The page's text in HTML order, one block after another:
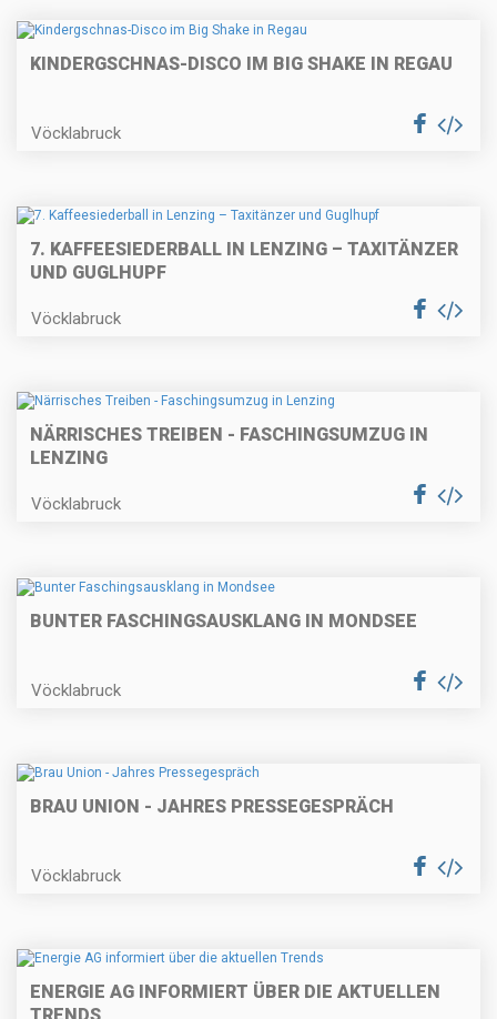
KINDERGSCHNAS-DISCO IM BIG SHAKE IN REGAU
Vöcklabruck
7. KAFFEESIEDERBALL IN LENZING – TAXITÄNZER
UND GUGLHUPF
Vöcklabruck
NÄRRISCHES TREIBEN - FASCHINGSUMZUG IN
LENZING
Vöcklabruck
BUNTER FASCHINGSAUSKLANG IN MONDSEE
Vöcklabruck
BRAU UNION - JAHRES PRESSEGESPRÄCH
Vöcklabruck
ENERGIE AG INFORMIERT ÜBER DIE AKTUELLEN